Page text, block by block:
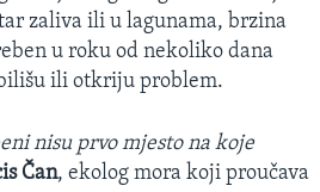
zaliva ili u lagunama, brzina
u roku od nekoliko dana
ili otkriju problem.
nisu prvo mjesto na koje
Čan, ekolog mora koji proučava